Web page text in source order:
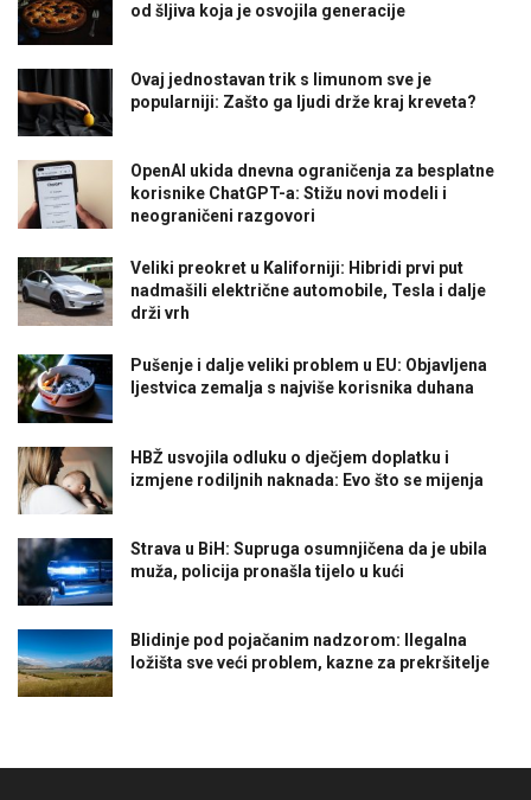
od šljiva koja je osvojila generacije
Ovaj jednostavan trik s limunom sve je
popularniji: Zašto ga ljudi drže kraj kreveta?
OpenAI ukida dnevna ograničenja za besplatne
korisnike ChatGPT-a: Stižu novi modeli i
neograničeni razgovori
Veliki preokret u Kaliforniji: Hibridi prvi put
nadmašili električne automobile, Tesla i dalje
drži vrh
Pušenje i dalje veliki problem u EU: Objavljena
ljestvica zemalja s najviše korisnika duhana
HBŽ usvojila odluku o dječjem doplatku i
izmjene rodiljnih naknada: Evo što se mijenja
Strava u BiH: Supruga osumnjičena da je ubila
muža, policija pronašla tijelo u kući
Blidinje pod pojačanim nadzorom: Ilegalna
ložišta sve veći problem, kazne za prekršitelje